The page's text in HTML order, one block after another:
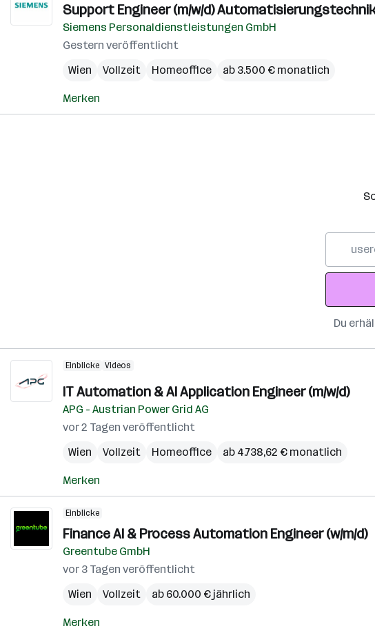
Support Engineer (m/w/d)
Siemens Personaldienstleistungen GmbH
Gestern veröffentlicht
Wien
Vollzeit Homeoffice ab 3.500 € monatlich
Merken
Adresse
Du
Einblicke Videos
IT Automation & AI Application Engineer (m/w/d)
APG - Austrian Power Grid AG
vor 2 Tagen veröffentlicht
Wien
Vollzeit Homeoffice ab 4.738,62 € monatlich
Merken
Einblicke
Finance AI & Process Automation Engineer (w/m/d)
Greentube GmbH
vor 3 Tagen veröffentlicht
Wien
Vollzeit ab 60.000 € jährlich
Merken